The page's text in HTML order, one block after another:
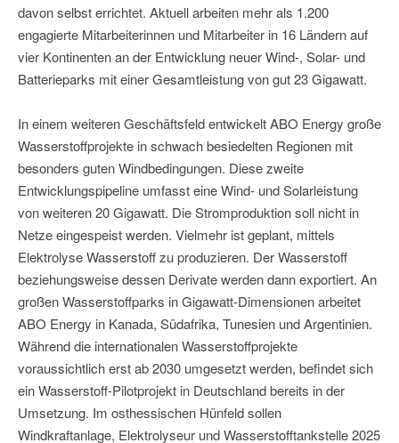
davon selbst errichtet. Aktuell arbeiten mehr als 1.200
engagierte Mitarbeiterinnen und Mitarbeiter in 16 Ländern auf
vier Kontinenten an der Entwicklung neuer Wind-, Solar- und
Batterieparks mit einer Gesamtleistung von gut 23 Gigawatt.
In einem weiteren Geschäftsfeld entwickelt ABO Energy große
Wasserstoffprojekte in schwach besiedelten Regionen mit
besonders guten Windbedingungen. Diese zweite
Entwicklungspipeline umfasst eine Wind- und Solarleistung
von weiteren 20 Gigawatt. Die Stromproduktion soll nicht in
Netze eingespeist werden. Vielmehr ist geplant, mittels
Elektrolyse Wasserstoff zu produzieren. Der Wasserstoff
beziehungsweise dessen Derivate werden dann exportiert. An
großen Wasserstoffparks in Gigawatt-Dimensionen arbeitet
ABO Energy in Kanada, Südafrika, Tunesien und Argentinien.
Während die internationalen Wasserstoffprojekte
voraussichtlich erst ab 2030 umgesetzt werden, befindet sich
ein Wasserstoff-Pilotprojekt in Deutschland bereits in der
Umsetzung. Im osthessischen Hünfeld sollen
Windkraftanlage, Elektrolyseur und Wasserstofftankstelle 2025